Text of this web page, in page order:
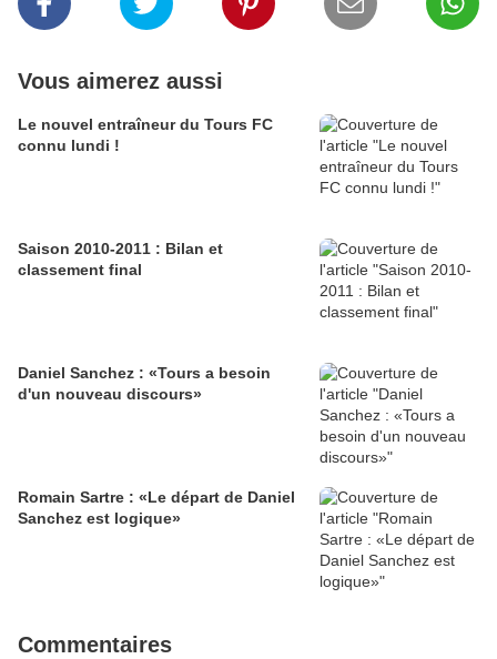
Vous aimerez aussi
Le nouvel entraîneur du Tours FC
connu lundi !
Saison 2010-2011 : Bilan et
classement final
Daniel Sanchez : «Tours a besoin
d'un nouveau discours»
Romain Sartre : «Le départ de Daniel
Sanchez est logique»
Commentaires